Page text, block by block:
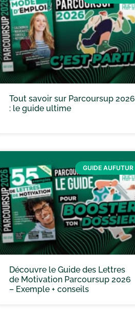
Tout savoir sur Parcoursup 2026
: le guide ultime
GUIDE AUFUTUR
Découvre le Guide des Lettres
de Motivation Parcoursup 2026
– Exemple + conseils